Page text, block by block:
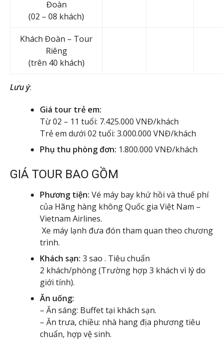
Đoàn
(02 – 08 khách)
Khách Đoàn – Tour
Riêng
(trên 40 khách)
Lưu ý:
Giá tour trẻ em:
Từ 02 – 11 tuổi: 7.425.000 VNĐ/khách
Trẻ em dưới 02 tuổi: 3.000.000 VNĐ/khách
Phụ thu phòng đơn: 1.800.000 VNĐ/khách
GIÁ TOUR BAO GỒM
Phương tiện: Vé máy bay khứ hồi và thuế phí
của Hãng hàng không Quốc gia Việt Nam –
Vietnam Airlines.
Xe máy lạnh đưa đón tham quan theo chương
trình.
Khách sạn: 3 sao . Tiêu chuẩn
2 khách/phòng (Trường hợp 3 khách vì lý do
giới tính).
Ăn uống:
– Ăn sáng: Buffet tại khách sạn.
– Ăn trưa, chiều: nhà hang địa phương tiêu
chuẩn, hợp vệ sinh.